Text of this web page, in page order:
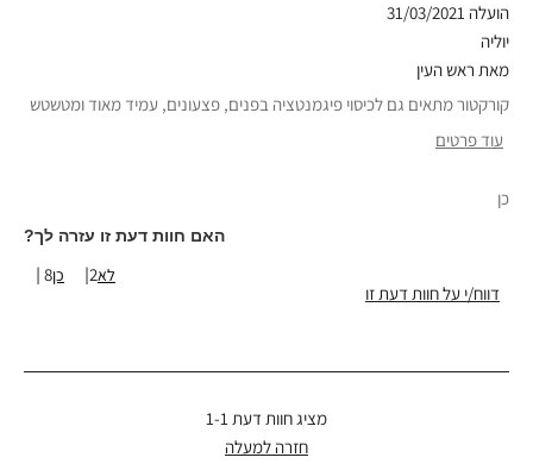
הועלה 31/03/2021
יוליה
מאת ראש העין
קורקטור מתאים גם לכיסוי פיגמנטציה בפנים, פצעונים, עמיד מאוד ומטשטש
עוד פרטים
אדמומיות, חוסר אחידות בעור, פיגמנטציה
יתרונות המוצר
כן
האם חוות דעת זו עזרה לך?
8
2
דווח/י על חוות דעת זו
מציג חוות דעת 1-1
חזרה למעלה